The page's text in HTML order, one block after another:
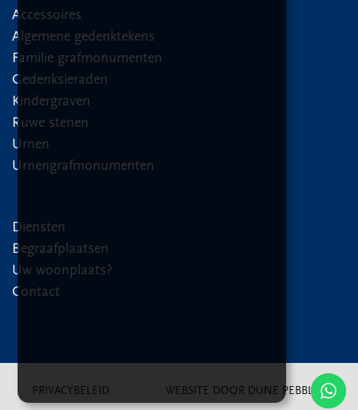
Accessoires
Algemene gedenktekens
Familie grafmonumenten
Gedenksieraden
Kindergraven
Ruwe stenen
Urnen
Urnengrafmonumenten
Diensten
Begraafplaatsen
Uw woonplaats?
Contact
PRIVACYBELEID WEBSITE DOOR DUNE PEBBLER